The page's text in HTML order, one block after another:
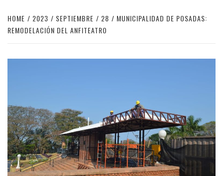
HOME 2023 SEPTIEMBRE 28
MUNICIPALIDAD DE POSADAS:
REMODELACIÓN DEL ANFITEATRO